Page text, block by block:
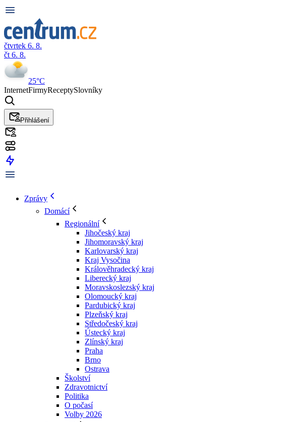
čtvrtek 6. 8.
čt 6. 8.
25°C
InternetFirmyReceptySlovníky
Přihlášení
Zprávy
Domácí
Regionální
Jihočeský kraj
Jihomoravský kraj
Karlovarský kraj
Kraj Vysočina
Králověhradecký kraj
Liberecký kraj
Moravskoslezský kraj
Olomoucký kraj
Pardubický kraj
Plzeňský kraj
Středočeský kraj
Ústecký kraj
Zlínský kraj
Praha
Brno
Ostrava
Školství
Zdravotnictví
Politika
O počasí
Volby 2026